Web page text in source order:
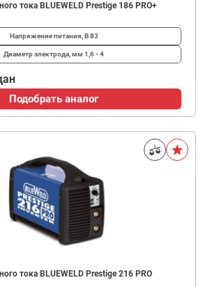
тока BLUEWELD Prestige 186 PRO+
Напряжение питания, В83
Диаметр электрода, мм 1,6 - 4
Подобрать аналог
тока BLUEWELD Prestige 216 PRO